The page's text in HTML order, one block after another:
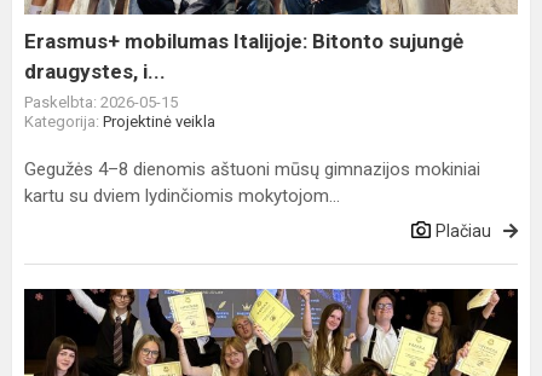
i...
Erasmus+ mobilumas Italijoje: Bitonto sujungė
draugystes, i...
Paskelbta: 2026-05-15
Kategorija: Projektinė veikla
Gegužės 4–8 dienomis aštuoni mūsų gimnazijos mokiniai
kartu su dviem lydinčiomis mokytojom...
Plačiau
„How
much
Shakespeare